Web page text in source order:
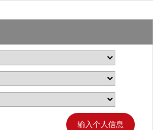
输入个人信息